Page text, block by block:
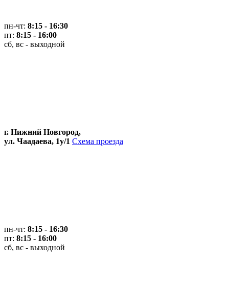
пн-чт: 8:15 - 16:30
пт: 8:15 - 16:00
сб, вс - выходной
г. Нижний Новгород,
ул. Чаадаева, 1у/1 Схема проезда
пн-чт: 8:15 - 16:30
пт: 8:15 - 16:00
сб, вс - выходной